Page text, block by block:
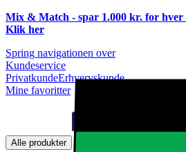
Mix & Match - spar 1.000 kr. for hver
Klik her
Spring navigationen over
Kundeservice
PrivatkundeErhvervskunde
Mine favoritter
Alle produkter